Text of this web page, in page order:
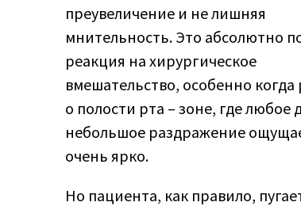
преувеличение и не лишняя
мнительность. Это абсолютно
реакция на хирургическое
вмешательство, особенно когда
о полости рта – зоне, где любое
небольшое раздражение
очень ярко.
Но пациента, как правило,